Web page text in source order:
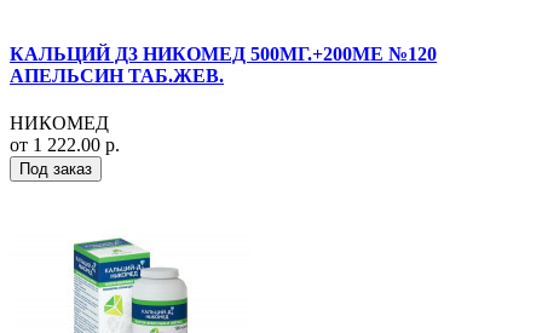
КАЛЬЦИЙ Д3 НИКОМЕД 500МГ.+200МЕ №120
АПЕЛЬСИН ТАБ.ЖЕВ.
НИКОМЕД
от 1 222.00 р.
Под заказ